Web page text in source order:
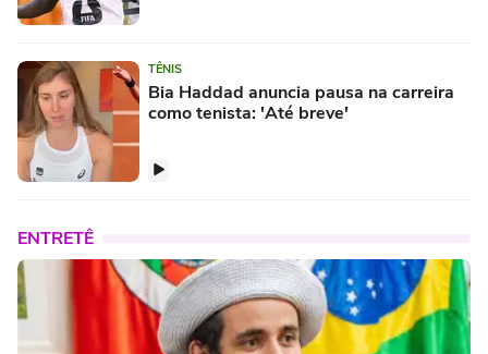
TÊNIS
Bia Haddad anuncia pausa na carreira
como tenista: 'Até breve'
ENTRETÊ